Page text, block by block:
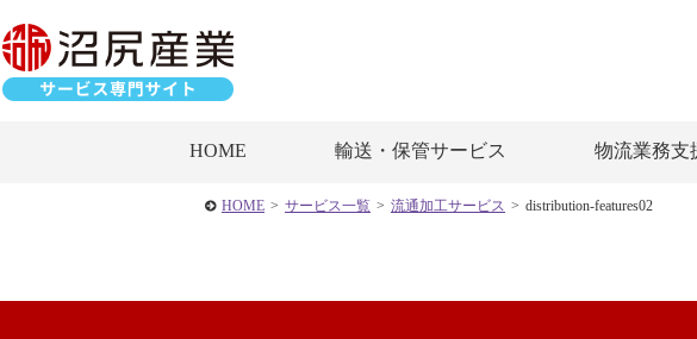
HOME 輸送・保管サービス 物流業務支
HOME > サービス一覧 > 流通加工サービス > distribution-features02